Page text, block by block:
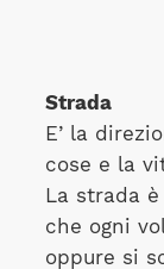
Strada
E’ la
cose e la
La strada
che ogni
oppure si